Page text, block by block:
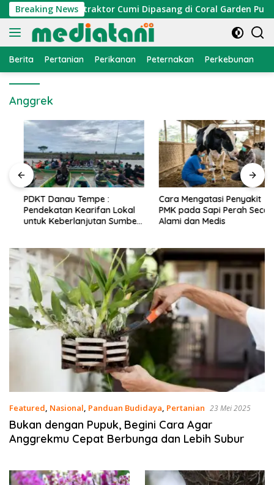
Langsung
ke
konten
Breaking News
Nelayan, Atraktor Cumi Dipasang di Coral Garden Pulau
Berita Pertanian Perikanan Peternakan Perkebunan
Anggrek
PDKT Danau Tempe :
Pendekatan Kearifan Lokal
untuk Keberlanjutan Sumber
Cara Mengatasi Penyakit
PMK pada Sapi Perah Secara
Alami dan Medis
Featured, Nasional, Panduan Budidaya, Pertanian 23 Mei 2025
Bukan dengan Pupuk, Begini Cara Agar
Anggrekmu Cepat Berbunga dan Lebih Subur